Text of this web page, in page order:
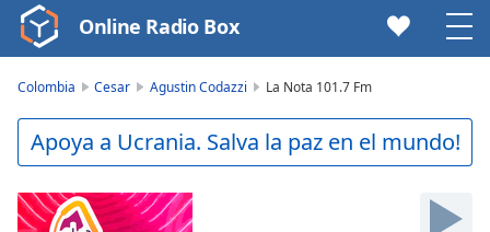
Video
Player
Play
Video
Skip
Backward
Online Radio Box
Colombia Cesar Agustin Codazzi La Nota 101.7 Fm
Apoya a Ucrania. Salva la paz en el mundo!